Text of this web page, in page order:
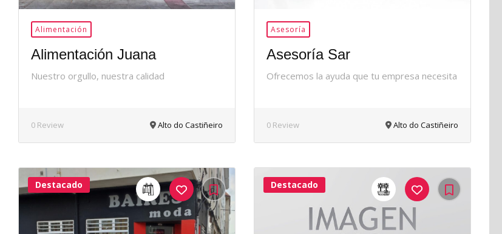
Alimentación
Alimentación Juana
Nuestro orgullo, nuestra calidad
0 Review Alto do Castiñeiro
Asesoría
Asesoría Sar
Ofrecemos la ayuda que tu empresa necesita
0 Review Alto do Castiñeiro
24Me
Gusta
Destacado
41Me
Gusta
Destacado